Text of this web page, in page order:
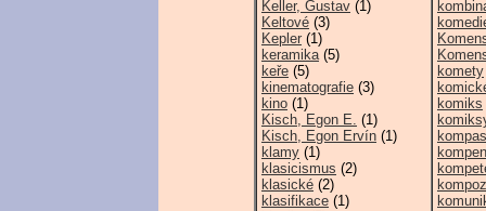
Keller, Gustav (1)
Keltové (3)
Kepler (1)
keramika(5)
keře (5)
kinematografie (3)
kino (1)
Kisch, Egon E. (1)
Kisch, Egon Ervín (1)
klamy (1)
klasicismus (2)
klasické (2)
klasifikace (1)
komety
komiks